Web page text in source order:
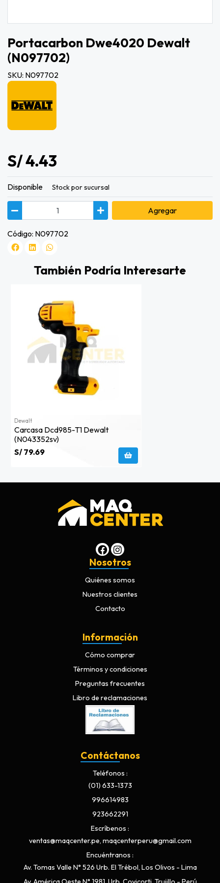
Portacarbon Dwe4020 Dewalt
(n097702)
SKU: N097702
S/ 4.43
Disponible Stock por sucursal
Agregar
Código: N097702
También Podría Interesarte
Dewalt
Carcasa Dcd985-T1 Dewalt
(n043352sv)
S/ 79.69
Nosotros
Quiénes somos
Nuestros clientes
Contacto
Información
Cómo comprar
Términos y condiciones
Preguntas frecuentes
Libro de reclamaciones
Contáctanos
Teléfonos
(01) 633-1373
996614983
923662291
Escríbenos
ventas@maqcenter.pe, maqcenterperu@gmail.com
Encuéntranos
Av. Tomas Valle N° 526 Urb. El Trébol, Los Olivos - Lima